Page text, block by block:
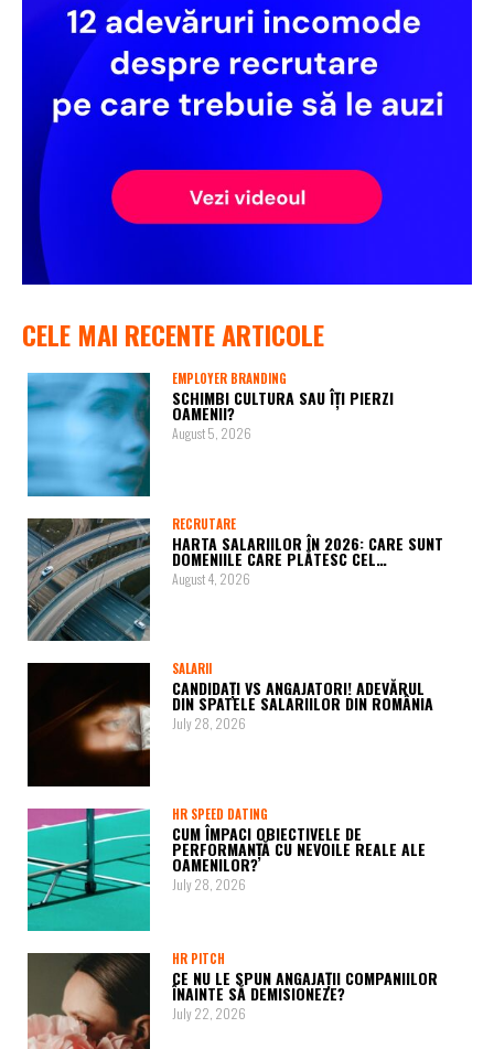
CELE MAI RECENTE ARTICOLE
EMPLOYER BRANDING
SCHIMBI CULTURA SAU ÎȚI PIERZI
OAMENII?
August 5, 2026
RECRUTARE
HARTA SALARIILOR ÎN 2026: CARE SUNT
DOMENIILE CARE PLĂTESC CEL…
August 4, 2026
SALARII
CANDIDAȚI VS ANGAJATORI! ADEVĂRUL
DIN SPATELE SALARIILOR DIN ROMÂNIA
July 28, 2026
HR SPEED DATING
CUM ÎMPACI OBIECTIVELE DE
PERFORMANȚĂ CU NEVOILE REALE ALE
OAMENILOR?
July 28, 2026
HR PITCH
CE NU LE SPUN ANGAJAȚII COMPANIILOR
ÎNAINTE SĂ DEMISIONEZE?
July 22, 2026